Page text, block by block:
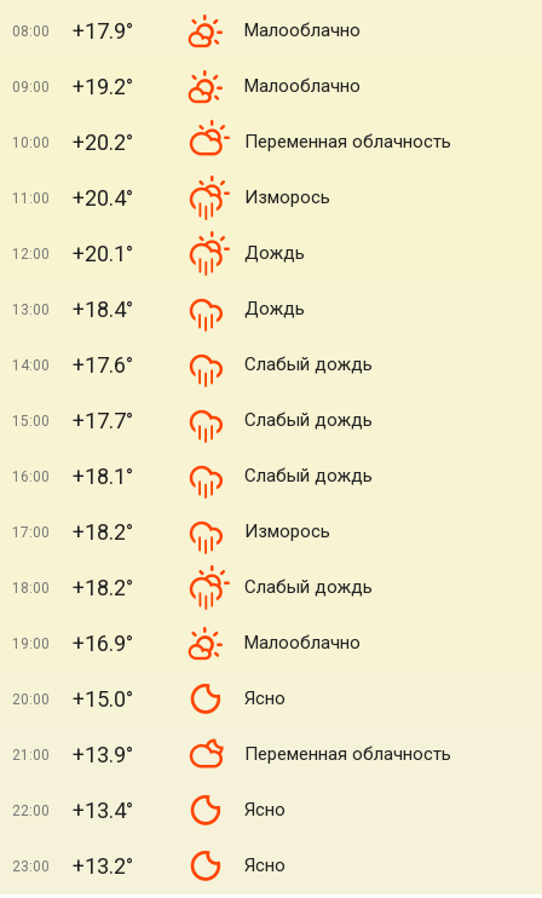
08:00 +17.9° Малооблачно
09:00 +19.2° Малооблачно
10:00 +20.2° Переменная облачность
11:00 +20.4° Изморось
12:00 +20.1° Дождь
13:00 +18.4° Дождь
14:00 +17.6° Слабый дождь
15:00 +17.7° Слабый дождь
16:00 +18.1° Слабый дождь
17:00 +18.2° Изморось
18:00 +18.2° Слабый дождь
19:00 +16.9° Малооблачно
20:00 +15.0° Ясно
21:00 +13.9° Переменная облачность
22:00 +13.4° Ясно
23:00 +13.2° Ясно